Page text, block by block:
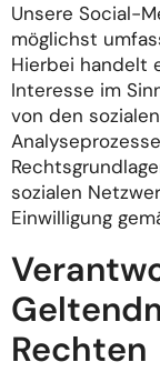
Unsere Social-
möglichst
Hierbei handelt
Interesse im
von den
sozialen
Einwilligung
Rechten